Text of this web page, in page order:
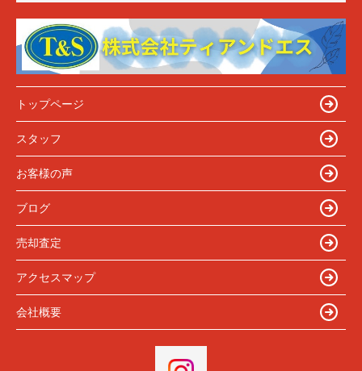
トップページ
スタッフ
お客様の声
ブログ
売却査定
アクセスマップ
会社概要